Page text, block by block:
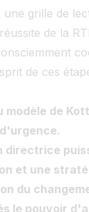
une grille de
de la
de ces
modèle de
directrice
et une
du
le pouvoir